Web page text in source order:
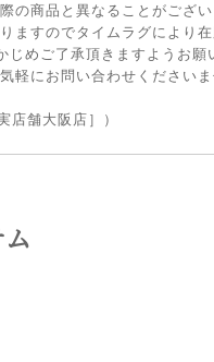
の商品と異なることがござい
ますのでタイムラグにより
めご了承頂きますようお願
軽にお問い合わせくださいま
舗大阪店］）